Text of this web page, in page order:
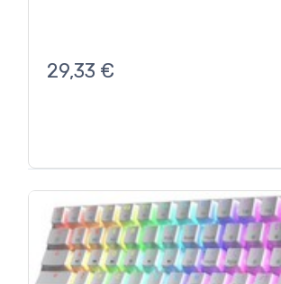
29,33 €